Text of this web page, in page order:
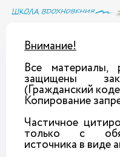
Внимание!
Все материалы,
защищены
(Гражданский
Копирование
Частичное
только с
источника в виде